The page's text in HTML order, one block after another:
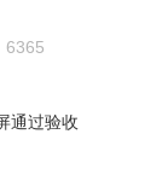
6365
通过验收